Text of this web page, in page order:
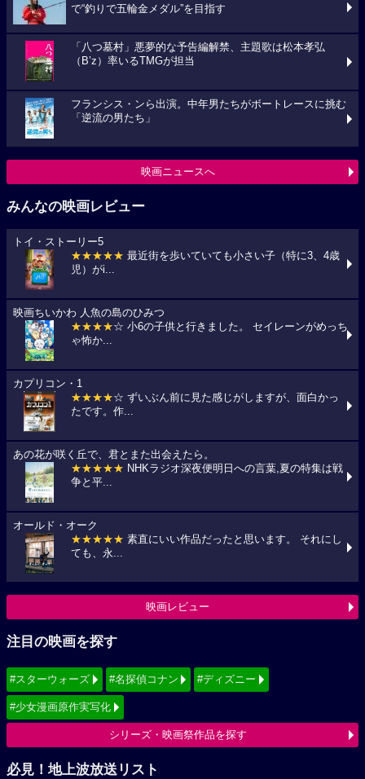
で“釣りで五輪金メダル”を目指す
「八つ墓村」悪夢的な予告編解禁、主題歌は松本孝弘
（B’z）率いるTMGが担当
フランシス・ンら出演。中年男たちがボートレースに挑む
「逆流の男たち」
映画ニュースへ
みんなの映画レビュー
トイ・ストーリー5
★★★★★ 最近街を歩いていても小さい子（特に3、4歳
児）がi...
映画ちいかわ 人魚の島のひみつ
★★★★☆ 小6の子供と行きました。 セイレーンがめっち
ゃ怖か...
カプリコン・1
★★★★☆ ずいぶん前に見た感じがしますが、面白かっ
たです。作...
あの花が咲く丘で、君とまた出会えたら。
★★★★★ NHKラジオ深夜便明日への言葉,夏の特集は戦
争と平...
オールド・オーク
★★★★★ 素直にいい作品だったと思います。 それにし
ても、永...
映画レビュー
注目の映画を探す
#スターウォーズ #名探偵コナン #ディズニー
#少女漫画原作実写化
シリーズ・映画祭作品を探す
必見！地上波放送リスト